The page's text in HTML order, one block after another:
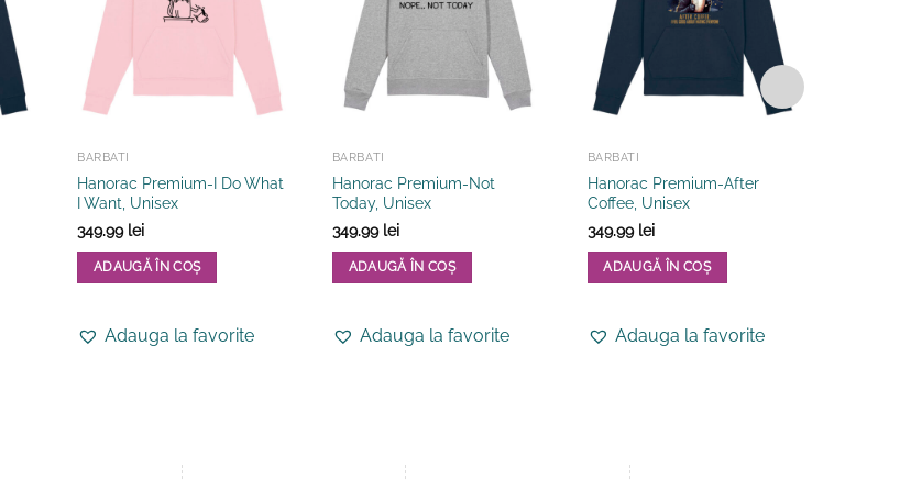
BARBATI
Hanorac Premium-I Do What
I Want, Unisex
349.99 lei
ADAUGĂ ÎN COȘ
are Adauga la favorite
BARBATI
Hanorac Premium-Not
Today, Unisex
349.99 lei
ADAUGĂ ÎN COȘ
are Adauga la favorite
BARBATI
Hanorac Premium-After
Coffee, Unisex
349.99 lei
ADAUGĂ ÎN COȘ
are Adauga la favorite